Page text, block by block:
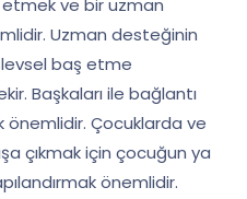
ve bir uzman
Uzman desteğinin
baş etme
Başkaları ile bağlantı
önemlidir. Çocuklarda ve
çıkmak için çocuğun ya
önemlidir.